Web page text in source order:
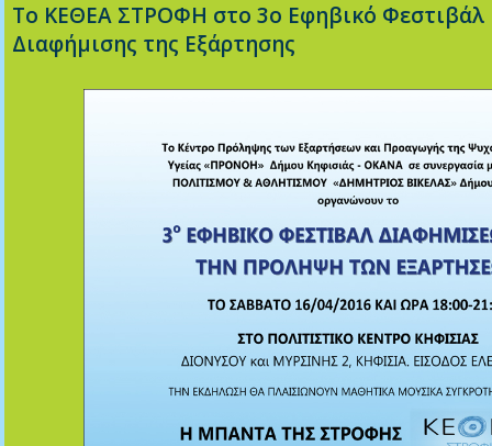
Το ΚΕΘΕΑ ΣΤΡΟΦΗ στο 3ο Εφηβικό Φεστιβάλ
Διαφήμισης της Εξάρτησης